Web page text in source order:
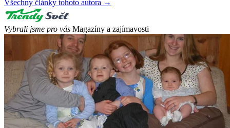
Všechny články tohoto autora →
Vybrali jsme pro vás Magazíny a zajímavosti